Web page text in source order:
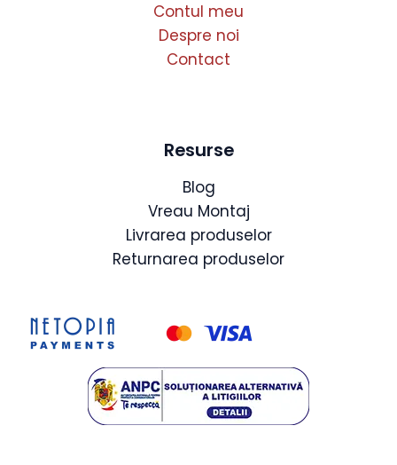
Contul meu
Despre noi
Contact
Resurse
Blog
Vreau Montaj
Livrarea produselor
Returnarea produselor